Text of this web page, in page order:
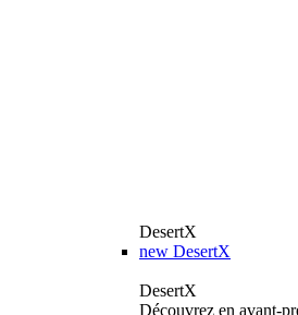
DesertX
new DesertX
DesertX
Découvrez en avant-